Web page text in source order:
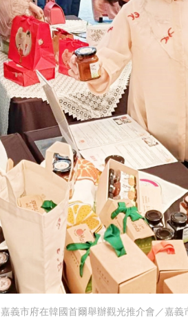
嘉義市府在韓國首爾舉辦觀光推介會／嘉義